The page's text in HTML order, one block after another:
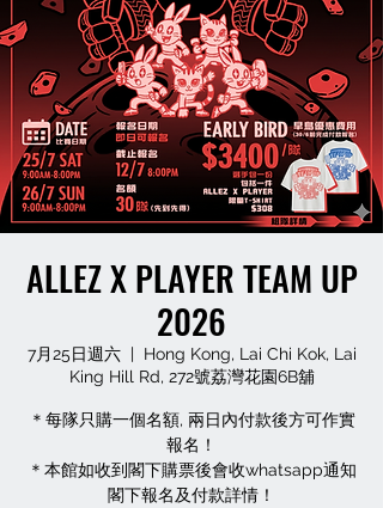
ALLEZ X PLAYER TEAM UP
2026
7月25日週六
  |
Hong Kong, Lai Chi Kok, Lai
King Hill Rd, 272號荔灣花園6B舖
＊每隊只購一個名額, 兩日內付款後方可作實
報名！
＊本館如收到閣下購票後會收whatsapp通知
閣下報名及付款詳情！